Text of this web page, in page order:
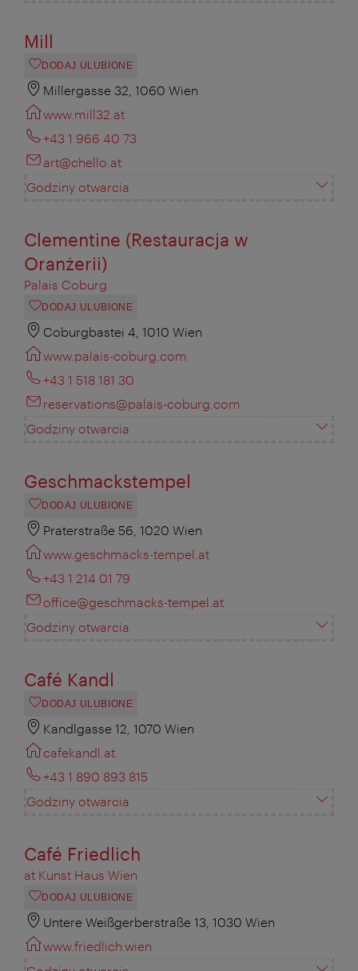
Mill
DODAJ ULUBIONE
Millergasse 32, 1060 Wien
www.mill32.at
+43 1 966 40 73
art@chello.at
Godziny otwarcia
Clementine (Restauracja w
Oranżerii)
Palais Coburg
DODAJ ULUBIONE
Coburgbastei 4, 1010 Wien
www.palais-coburg.com
+43 1 518 181 30
reservations@palais-coburg.com
Godziny otwarcia
Geschmackstempel
DODAJ ULUBIONE
Praterstraße 56, 1020 Wien
www.geschmacks-tempel.at
+43 1 214 01 79
office@geschmacks-tempel.at
Godziny otwarcia
Café Kandl
DODAJ ULUBIONE
Kandlgasse 12, 1070 Wien
cafekandl.at
+43 1 890 893 815
Godziny otwarcia
Café Friedlich
at Kunst Haus Wien
DODAJ ULUBIONE
Untere Weißgerberstraße 13, 1030 Wien
www.friedlich.wien